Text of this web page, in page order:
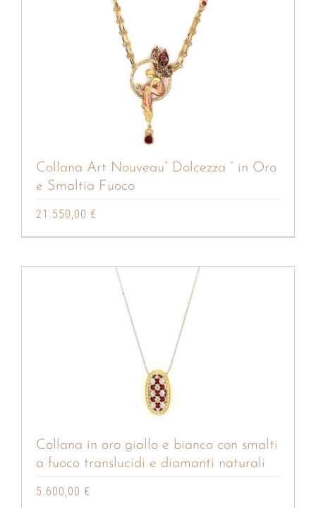
Collana Art Nouveau” Dolcezza ” in Oro
e Smaltia Fuoco
21.550,00 €
Collana in oro giallo e bianco con smalti
a fuoco translucidi e diamanti naturali
5.600,00 €